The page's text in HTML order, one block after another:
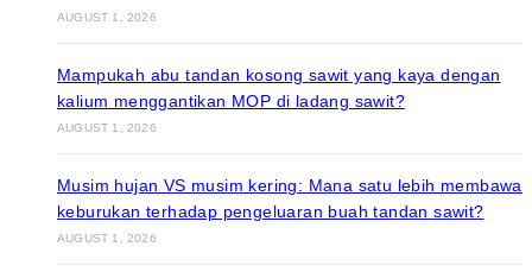
AUGUST 1, 2026
Mampukah abu tandan kosong sawit yang kaya dengan
kalium menggantikan MOP di ladang sawit?
AUGUST 1, 2026
Musim hujan VS musim kering: Mana satu lebih membawa
keburukan terhadap pengeluaran buah tandan sawit?
AUGUST 1, 2026